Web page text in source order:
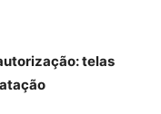
telas